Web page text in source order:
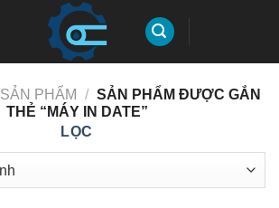
SẢN PHẨM / SẢN PHẨM ĐƯỢC GẮN
THẺ “MÁY IN DATE”
LỌC